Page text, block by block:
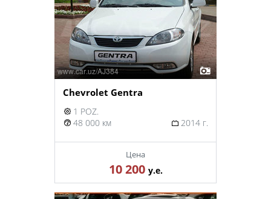
Chevrolet Gentra
1 POZ.
48 000 км
2014 г.
Цена
10 200 у.е.